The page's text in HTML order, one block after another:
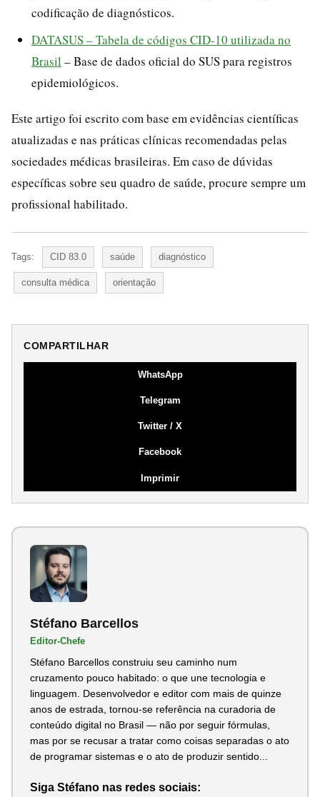
codificação de diagnósticos.
DATASUS – Tabela de códigos CID-10 utilizada no
Brasil – Base de dados oficial do SUS para registros
epidemiológicos.
Este artigo foi escrito com base em evidências científicas
atualizadas e nas práticas clínicas recomendadas pelas
sociedades médicas brasileiras. Em caso de dúvidas
específicas sobre seu quadro de saúde, procure sempre um
profissional habilitado.
Tags: CID 83.0 saúde diagnóstico
consulta médica orientação
COMPARTILHAR
WhatsApp
Telegram
Twitter / X
Facebook
Imprimir
Stéfano Barcellos
Editor-Chefe
Stéfano Barcellos construiu seu caminho num
cruzamento pouco habitado: o que une tecnologia e
linguagem. Desenvolvedor e editor com mais de quinze
anos de estrada, tornou-se referência na curadoria de
conteúdo digital no Brasil — não por seguir fórmulas,
mas por se recusar a tratar como coisas separadas o ato
de programar sistemas e o ato de produzir sentido...
Siga Stéfano nas redes sociais: